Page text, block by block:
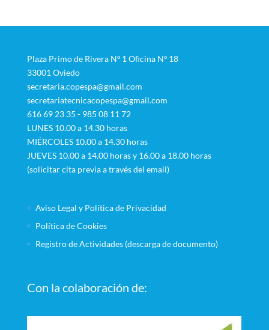
Plaza Primo de Rivera Nº 1 Oficina Nº 18
33001 Oviedo
secretaria.copespa@gmail.com
secretariatecnicacopespa@gmail.com
616 69 23 35 - 985 08 11 72
LUNES 10.00 a 14.30 horas
MIÉRCOLES 10.00 a 14.30 horas
JUEVES 10.00 a 14.00 horas y 16.00 a 18.00 horas
(solicitar cita previa a través del email)
Aviso Legal y Política de Privacidad
Política de Cookies
Registro de Actividades (descarga de documento)
Con la colaboración de: